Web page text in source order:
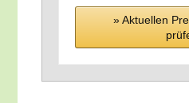
» Aktu­el­len